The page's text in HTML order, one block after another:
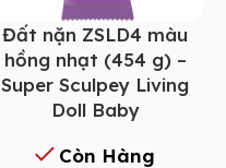
Đất nặn ZSLD4 màu
hồng nhạt (454 g) –
Super Sculpey Living
Doll Baby
Còn Hàng